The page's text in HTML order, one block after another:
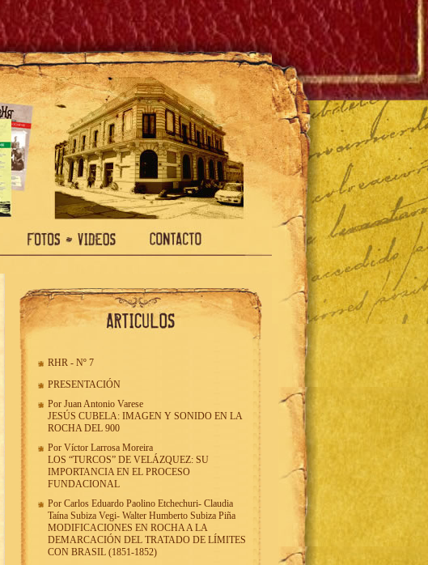
RHR - Nº 7
PRESENTACIÓN
Por Juan Antonio Varese
JESÚS CUBELA: IMAGEN Y SONIDO EN LA
ROCHA DEL 900
Por Víctor Larrosa Moreira
LOS “TURCOS” DE VELÁZQUEZ: SU
IMPORTANCIA EN EL PROCESO
FUNDACIONAL
Por Carlos Eduardo Paolino Etchechuri- Claudia
Taína Subiza Vegi- Walter Humberto Subiza Piña
MODIFICACIONES EN ROCHA A LA
DEMARCACIÓN DEL TRATADO DE LÍMITES
CON BRASIL (1851-1852)